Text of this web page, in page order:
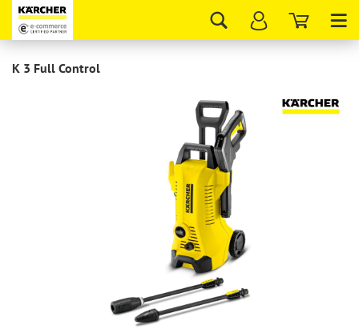
K 3 Full Control